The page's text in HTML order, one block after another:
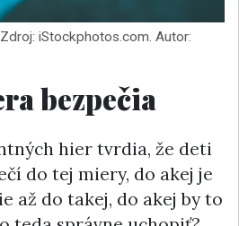
iStockphotos.com. Autor:
bezpečia
hier tvrdia, že deti
do tej miery, do akej je
až do takej, do akej by to